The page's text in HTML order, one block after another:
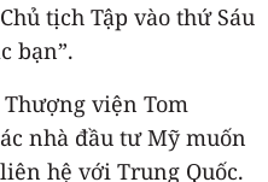
tịch Tập vào thứ Sáu
bạn”.
viện Tom
nhà đầu tư Mỹ muốn
hệ với Trung Quốc.